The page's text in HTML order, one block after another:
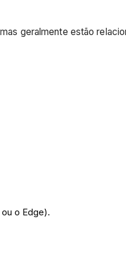
geralmente estão
o Edge).